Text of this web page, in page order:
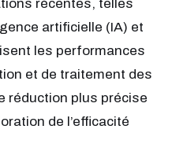
récentes, telles
artificielle (IA) et
les performances
et de traitement des
réduction plus précise
de l’efficacité